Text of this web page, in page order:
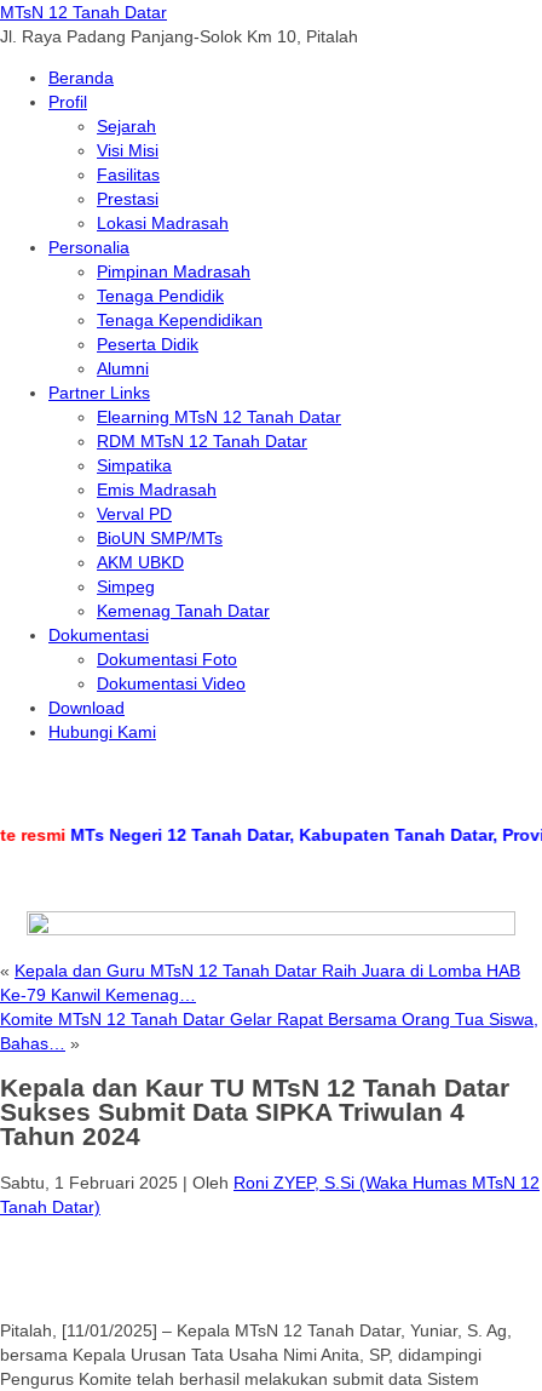
MTsN 12 Tanah Datar
Jl. Raya Padang Panjang-Solok Km 10, Pitalah
Beranda
Profil
Sejarah
Visi Misi
Fasilitas
Prestasi
Lokasi Madrasah
Personalia
Pimpinan Madrasah
Tenaga Pendidik
Tenaga Kependidikan
Peserta Didik
Alumni
Partner Links
Elearning MTsN 12 Tanah Datar
RDM MTsN 12 Tanah Datar
Simpatika
Emis Madrasah
Verval PD
BioUN SMP/MTs
AKM UBKD
Simpeg
Kemenag Tanah Datar
Dokumentasi
Dokumentasi Foto
Dokumentasi Video
Download
Hubungi Kami
MTs Negeri 12 Tanah Datar, Kabupaten Tanah Datar, Provinsi
« Kepala dan Guru MTsN 12 Tanah Datar Raih Juara di Lomba HAB
Ke-79 Kanwil Kemenag…
Komite MTsN 12 Tanah Datar Gelar Rapat Bersama Orang Tua Siswa,
Bahas…
»
Kepala dan Kaur TU MTsN 12 Tanah Datar
Sukses Submit Data SIPKA Triwulan 4
Tahun 2024
Sabtu, 1 Februari 2025 | Oleh Roni ZYEP, S.Si (Waka Humas MTsN 12
Tanah Datar)
Pitalah, [11/01/2025] – Kepala MTsN 12 Tanah Datar, Yuniar, S. Ag,
bersama Kepala Urusan Tata Usaha Nimi Anita, SP, didampingi
Pengurus Komite telah berhasil melakukan submit data Sistem